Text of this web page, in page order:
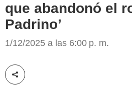
que abandonó el
Padrino’
1/12/2025 a las 6:00 p. m.
Compartir esta noticia